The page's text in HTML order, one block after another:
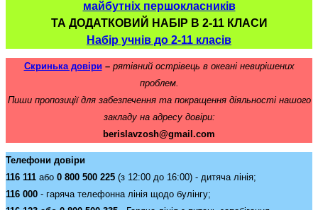
майбутніх першокласників
ТА ДОДАТКОВИЙ НАБІР В 2-11 КЛАСИ
Набір учнів до 2-11 класів
Скринька довіри– рятівний острівець в океані невирішених
проблем.
Пиши пропозиції для забезпечення та покращення діяльності нашого
закладу на адресу довіри:
berislavzosh@gmail.com
Телефони довіри
116 111 або 0 800 500 225 (з 12:00 до 16:00) - дитяча лінія;
116 000 - гаряча телефонна лінія щодо булінгу;